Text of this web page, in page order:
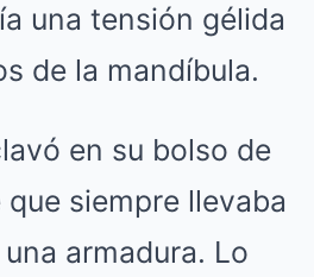
una tensión gélida
de la mandíbula.
en su bolso de
siempre llevaba
armadura. Lo